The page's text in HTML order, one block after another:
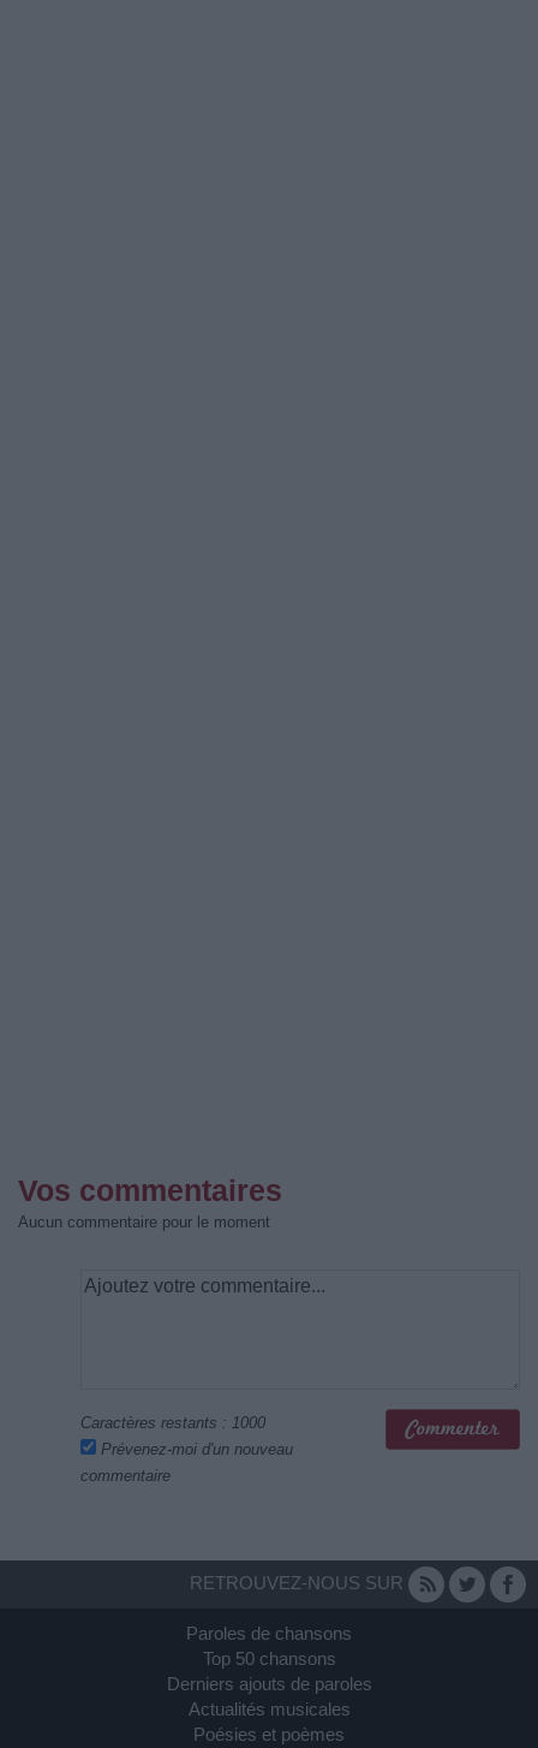
Vos commentaires
Aucun commentaire pour le moment
Caractères restants : 1000
Prévenez-moi d'un nouveau
commentaire
RETROUVEZ-NOUS SUR
Paroles de chansons
Top 50 chansons
Derniers ajouts de paroles
Actualités musicales
Poésies et poèmes